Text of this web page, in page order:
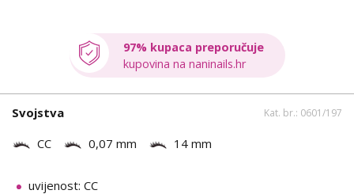
97% kupaca preporučuje
kupovina na naninails.hr
Svojstva Kat. br.: 0601/197
CC 0,07 mm 14 mm
uvijenost: CC